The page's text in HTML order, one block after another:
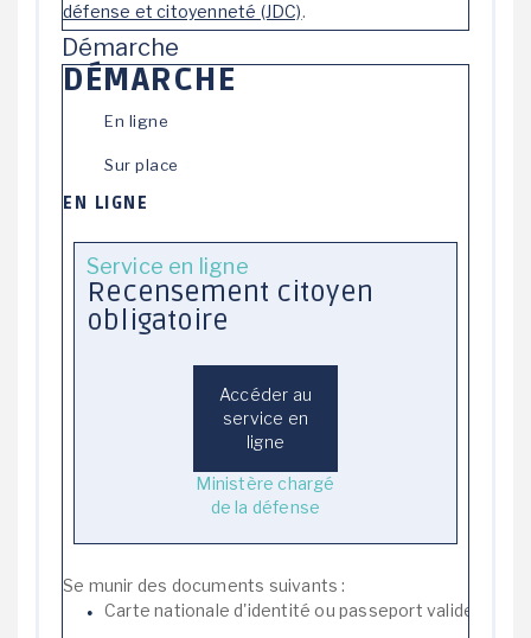
défense et citoyenneté (JDC).
Démarche
DÉMARCHE
En ligne
Sur place
EN LIGNE
Service en ligne
Recensement citoyen
obligatoire
Accéder au
service en
ligne
Ministère chargé
de la défense
Se munir des documents suivants :
Carte nationale d'identité ou passeport valide